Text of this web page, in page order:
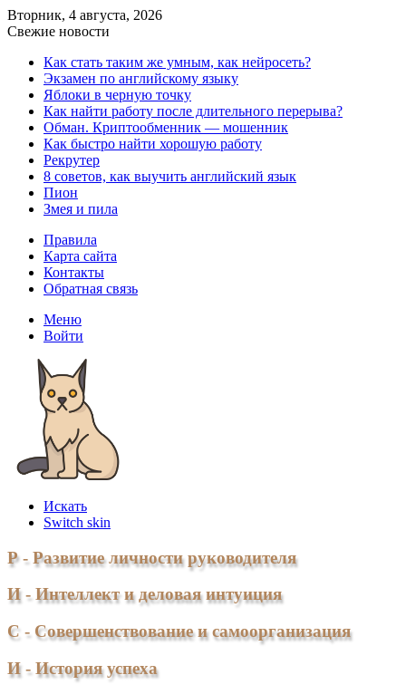
Вторник, 4 августа, 2026
Свежие новости
Как стать таким же умным, как нейросеть?
Экзамен по английскому языку
Яблоки в черную точку
Как найти работу после длительного перерыва?
Обман. Криптообменник — мошенник
Как быстро найти хорошую работу
Рекрутер
8 советов, как выучить английский язык
Пион
Змея и пила
Правила
Карта сайта
Контакты
Обратная связь
Меню
Войти
Искать
Switch skin
Р - Развитие личности руководителя
И - Интеллект и деловая интуиция
С - Совершенствование и самоорганизация
И - История успеха